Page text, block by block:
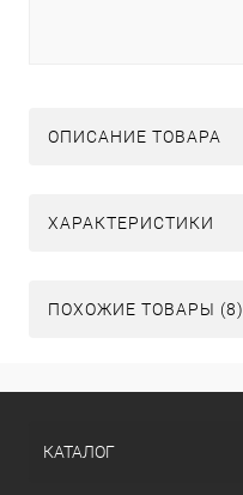
ОПИСАНИЕ ТОВАРА
ХАРАКТЕРИСТИКИ
ПОХОЖИЕ ТОВАРЫ (8)
КАТАЛОГ